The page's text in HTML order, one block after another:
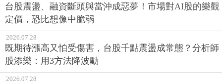
台股震盪、融資斷頭與當沖成惡夢！市場對AI股的樂觀
定價，恐比想像中脆弱
2026.07.28
既期待漲高又怕受傷害，台股千點震盪成常態？分析師
股添樂：用3方法降波動
2026.07.28